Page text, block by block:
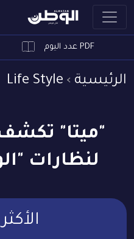
PDF عدد اليوم
الرئيسية Life Style
"ميتا"
لنظارات